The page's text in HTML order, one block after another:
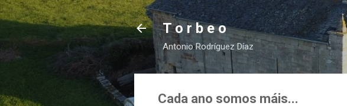
T o r b e o
Antonio Rodríguez Díaz
Cada ano somos máis...